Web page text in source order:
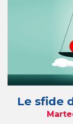
Le sfide